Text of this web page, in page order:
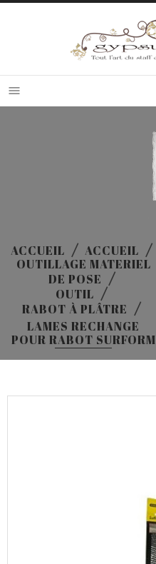

ACCUEIL
ACCUEIL
OUTILLAGE MATERIEL
DE POSE
OUTIL
RABOT À PLÂTRE
LAMES RECHANGE
POUR RABOT SURFORM